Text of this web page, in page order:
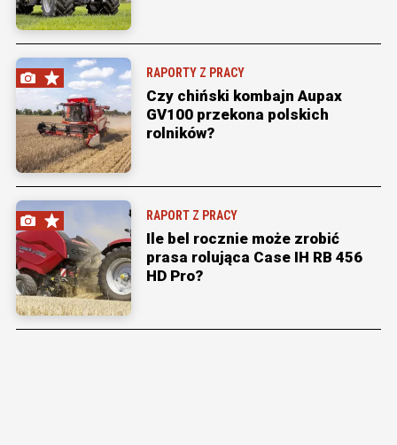
RAPORTY Z PRACY
Czy chiński kombajn Aupax
GV100 przekona polskich
rolników?
RAPORT Z PRACY
Ile bel rocznie może zrobić
prasa rolująca Case IH RB 456
HD Pro?